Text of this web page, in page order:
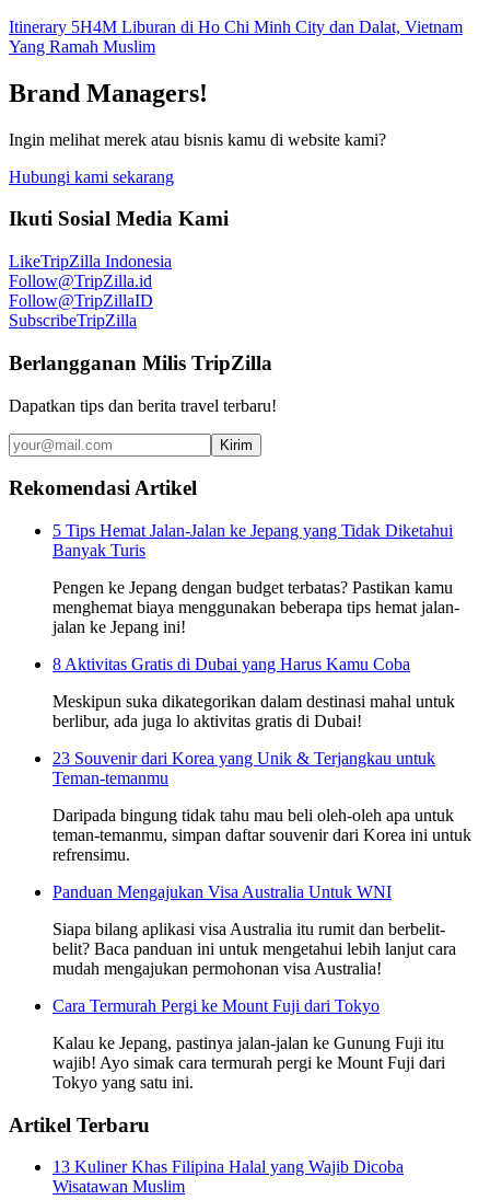
Itinerary 5H4M Liburan di Ho Chi Minh City dan Dalat, Vietnam
Yang Ramah Muslim
Brand Managers!
Ingin melihat merek atau bisnis kamu di website kami?
Hubungi kami sekarang
Ikuti Sosial Media Kami
LikeTripZilla Indonesia
Follow@TripZilla.id
Follow@TripZillaID
SubscribeTripZilla
Berlangganan Milis TripZilla
Dapatkan tips dan berita travel terbaru!
Kirim
Rekomendasi Artikel
5 Tips Hemat Jalan-Jalan ke Jepang yang Tidak Diketahui
Banyak Turis
Pengen ke Jepang dengan budget terbatas? Pastikan kamu
menghemat biaya menggunakan beberapa tips hemat jalan-
jalan ke Jepang ini!
8 Aktivitas Gratis di Dubai yang Harus Kamu Coba
Meskipun suka dikategorikan dalam destinasi mahal untuk
berlibur, ada juga lo aktivitas gratis di Dubai!
23 Souvenir dari Korea yang Unik & Terjangkau untuk
Teman-temanmu
Daripada bingung tidak tahu mau beli oleh-oleh apa untuk
teman-temanmu, simpan daftar souvenir dari Korea ini untuk
refrensimu.
Panduan Mengajukan Visa Australia Untuk WNI
Siapa bilang aplikasi visa Australia itu rumit dan berbelit-
belit? Baca panduan ini untuk mengetahui lebih lanjut cara
mudah mengajukan permohonan visa Australia!
Cara Termurah Pergi ke Mount Fuji dari Tokyo
Kalau ke Jepang, pastinya jalan-jalan ke Gunung Fuji itu
wajib! Ayo simak cara termurah pergi ke Mount Fuji dari
Tokyo yang satu ini.
Artikel Terbaru
13 Kuliner Khas Filipina Halal yang Wajib Dicoba
Wisatawan Muslim